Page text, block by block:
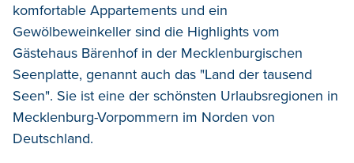
komfortable Appartements und ein
Gewölbeweinkeller sind die Highlights vom
Gästehaus Bärenhofin der Mecklenburgischen
Seenplatte, genannt auch das "Land der tausend
Seen". Sie ist eine der schönsten Urlaubsregionen in
Mecklenburg-Vorpommern im Norden von
Deutschland.